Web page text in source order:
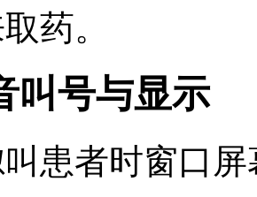
药。
叫号与显示
患者时窗口